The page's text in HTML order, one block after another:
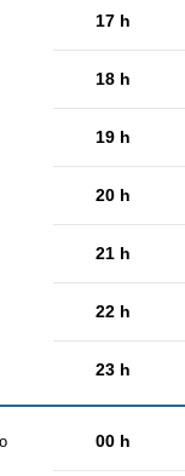
17 h
18 h
19 h
20 h
21 h
22 h
23 h
00 h